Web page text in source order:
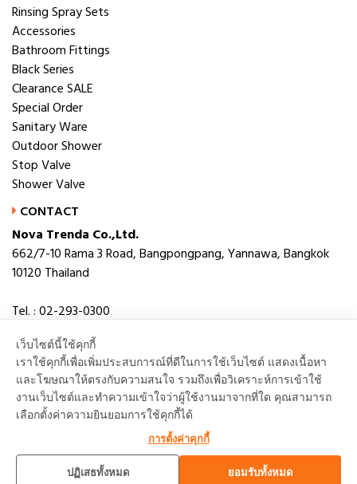
Rinsing Spray Sets
Accessories
Bathroom Fittings
Black Series
Clearance SALE
Special Order
Sanitary Ware
Outdoor Shower
Stop Valve
Shower Valve
CONTACT
Nova Trenda Co.,Ltd.
662/7-10 Rama 3 Road, Bangpongpang, Yannawa, Bangkok
10120 Thailand
Tel. : 02-293-0300
E-mail : novabath@novatrenda.co.th
เว็บไซต์นี้ใช้คุกกี้
เราใช้คุกกี้เพื่อเพิ่มประสบการณ์ที่ดีในการใช้เว็บไซต์ แสดงเนื้อหา
และโฆษณาให้ตรงกับความสนใจ รวมถึงเพื่อวิเคราะห์การเข้าใช้
งานเว็บไซต์และทำความเข้าใจว่าผู้ใช้งานมาจากที่ใด คุณสามารถ
เลือกตั้งค่าความยินยอมการใช้คุกกี้ได้
การตั้งค่าคุกกี้
ปฏิเสธทั้งหมด ยอมรับทั้งหมด